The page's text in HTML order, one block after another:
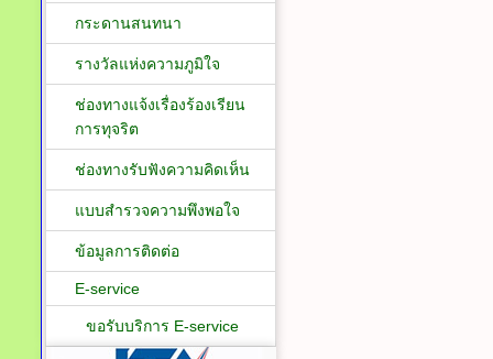
กระดานสนทนา
รางวัลแห่งความภูมิใจ
ช่องทางแจ้งเรื่องร้องเรียน
การทุจริต
ช่องทางรับฟังความคิดเห็น
แบบสำรวจความพึงพอใจ
ข้อมูลการติดต่อ
E-service
ขอรับบริการ E-service